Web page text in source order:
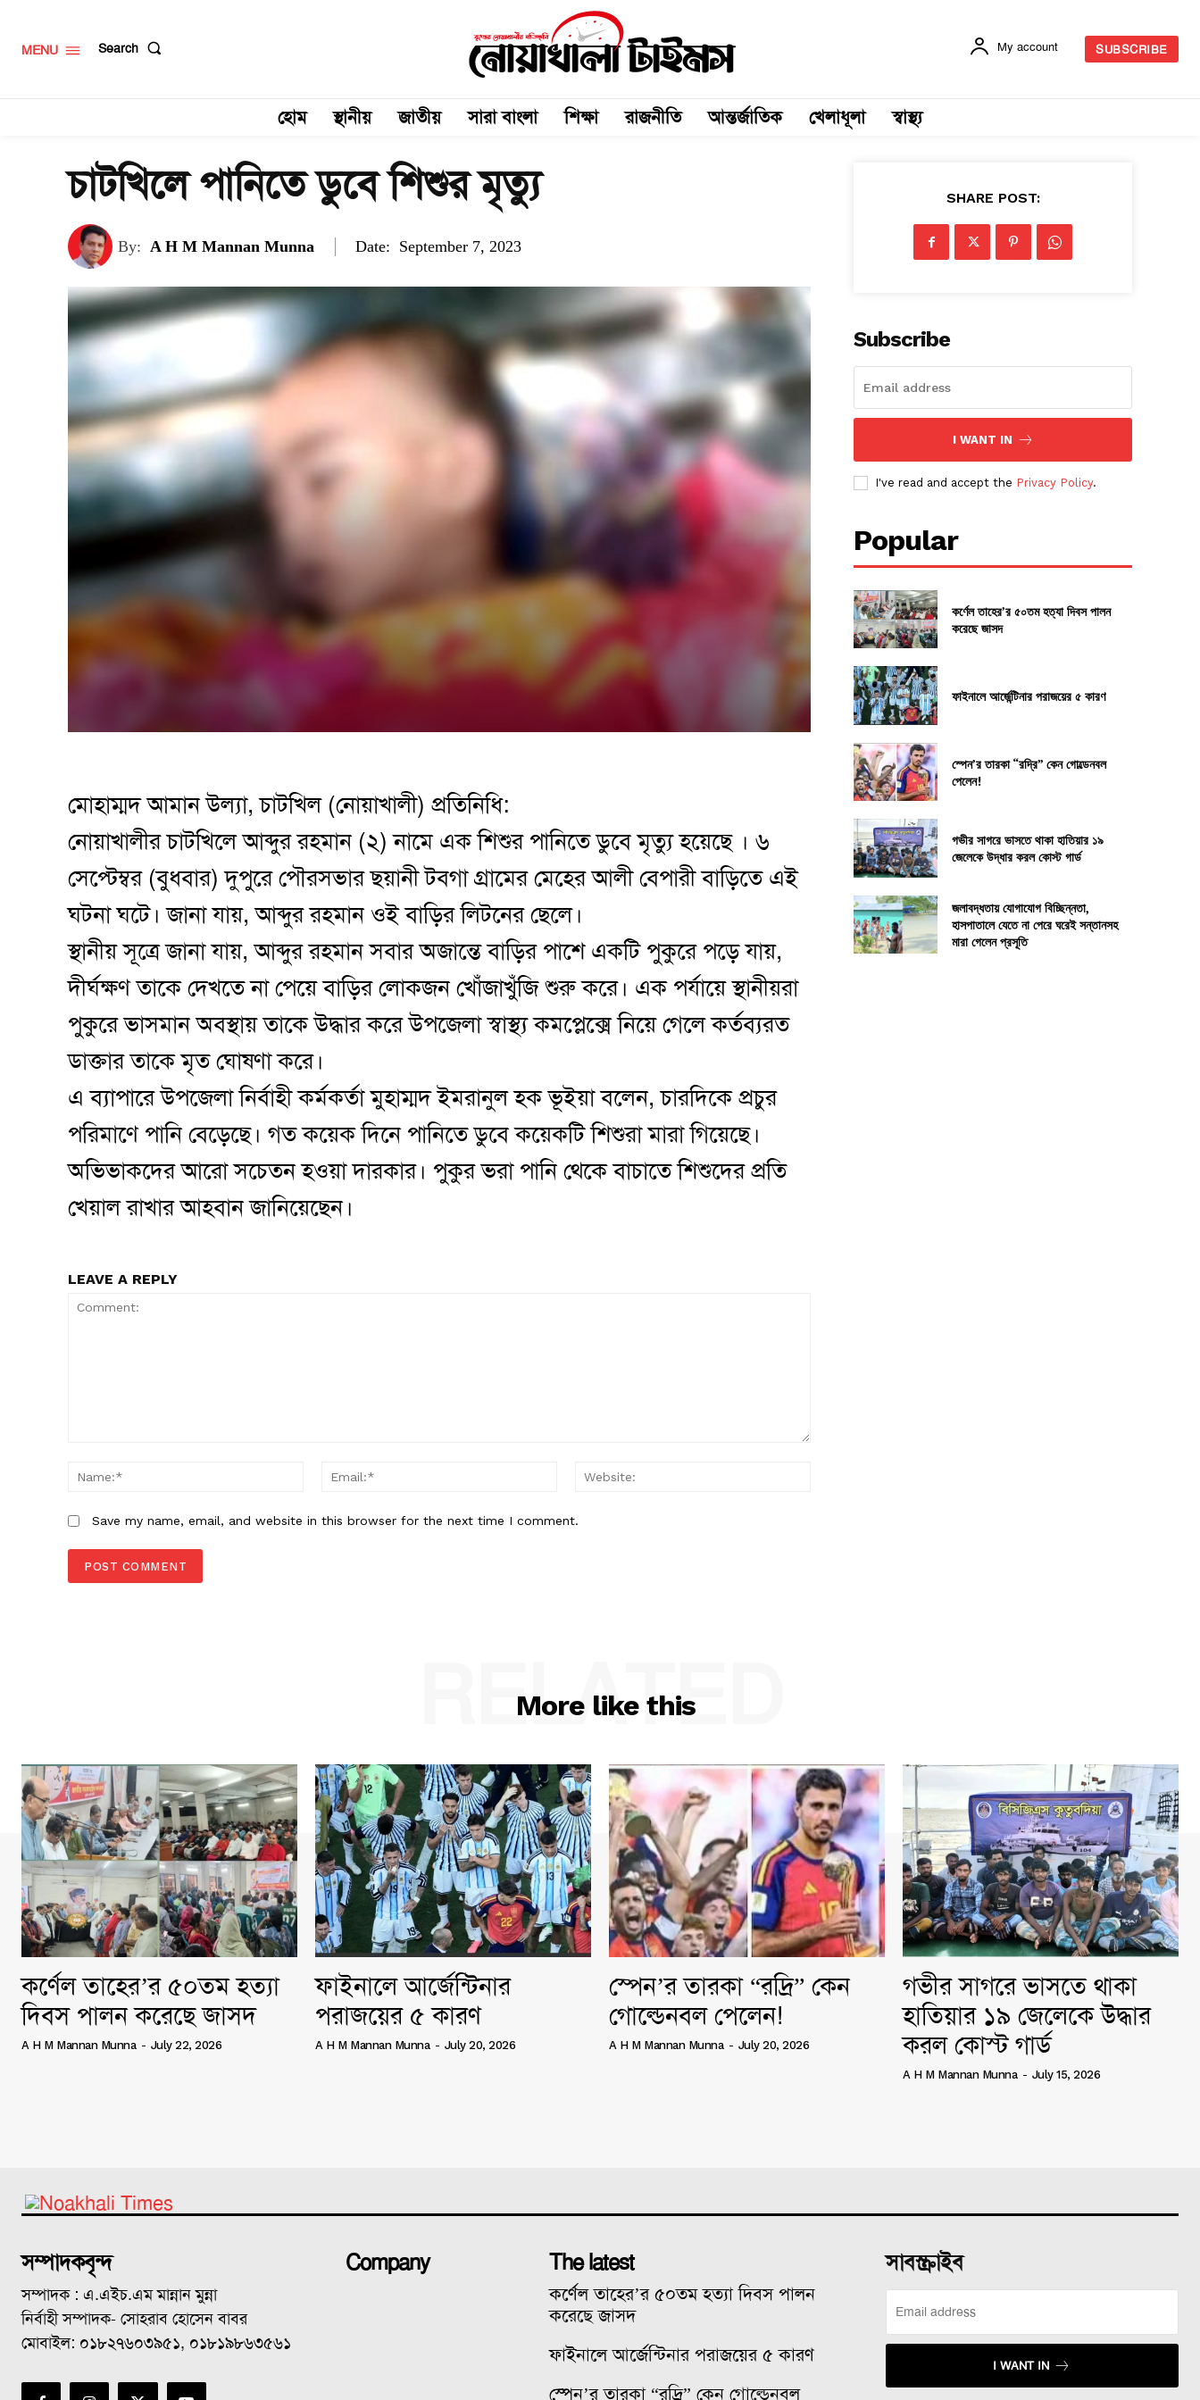
MENU Search My account SUBSCRIBE
হোম স্থানীয় জাতীয় সারা বাংলা শিক্ষা রাজনীতি আন্তর্জাতিক খেলাধূলা স্বাস্থ্য
চাটখিলে পানিতে ডুবে শিশুর মৃত্যু
By: A H M Mannan Munna Date: September 7, 2023
মোহাম্মদ আমান উল্যা, চাটখিল (নোয়াখালী) প্রতিনিধি:
নোয়াখালীর চাটখিলে আব্দুর রহমান (২) নামে এক শিশুর পানিতে ডুবে মৃত্যু হয়েছে । ৬
সেপ্টেম্বর (বুধবার) দুপুরে পৌরসভার ছয়ানী টবগা গ্রামের মেহের আলী বেপারী বাড়িতে এই
ঘটনা ঘটে। জানা যায়, আব্দুর রহমান ওই বাড়ির লিটনের ছেলে।
স্থানীয় সূত্রে জানা যায়, আব্দুর রহমান সবার অজান্তে বাড়ির পাশে একটি পুকুরে পড়ে যায়,
দীর্ঘক্ষণ তাকে দেখতে না পেয়ে বাড়ির লোকজন খোঁজাখুঁজি শুরু করে। এক পর্যায়ে স্থানীয়রা
পুকুরে ভাসমান অবস্থায় তাকে উদ্ধার করে উপজেলা স্বাস্থ্য কমপ্লেক্সে নিয়ে গেলে কর্তব্যরত
ডাক্তার তাকে মৃত ঘোষণা করে।
এ ব্যাপারে উপজেলা নির্বাহী কর্মকর্তা মুহাম্মদ ইমরানুল হক ভূইয়া বলেন, চারদিকে প্রচুর
পরিমাণে পানি বেড়েছে। গত কয়েক দিনে পানিতে ডুবে কয়েকটি শিশুরা মারা গিয়েছে।
অভিভাকদের আরো সচেতন হওয়া দারকার। পুকুর ভরা পানি থেকে বাচাতে শিশুদের প্রতি
খেয়াল রাখার আহবান জানিয়েছেন।
LEAVE A REPLY
Name:* Email:*
Save my name, email, and website in this browser for the next time I comment.
SHARE POST:
Subscribe
I WANT IN
I've read and accept the Privacy Policy.
Popular
কর্ণেল তাহের’র ৫০তম হত্যা দিবস পালন
করেছে জাসদ
ফাইনালে আর্জেন্টিনার পরাজয়ের ৫ কারণ
স্পেন’র তারকা “রদ্রি” কেন গোল্ডেনবল
পেলেন!
গভীর সাগরে ভাসতে থাকা হাতিয়ার ১৯
জেলেকে উদ্ধার করল কোস্ট গার্ড
জলাবদ্ধতায় যোগাযোগ বিচ্ছিন্নতা,
হাসপাতালে যেতে না পেরে ঘরেই সন্তানসহ
মারা গেলেন প্রসূতি
More like this
RELATED
কর্ণেল তাহের’র ৫০তম হত্যা
দিবস পালন করেছে জাসদ
A H M Mannan Munna - July 22, 2026
ফাইনালে আর্জেন্টিনার
পরাজয়ের ৫ কারণ
A H M Mannan Munna - July 20, 2026
স্পেন’র তারকা “রদ্রি” কেন
গোল্ডেনবল পেলেন!
A H M Mannan Munna - July 20, 2026
গভীর সাগরে ভাসতে থাকা
হাতিয়ার ১৯ জেলেকে উদ্ধার
করল কোস্ট গার্ড
A H M Mannan Munna - July 15, 2026
সম্পাদকবৃন্দ
সম্পাদক : এ.এইচ.এম মান্নান মুন্না
নির্বাহী সম্পাদক- সোহরাব হোসেন বাবর
মোবাইল: ০১৮২৭৬০৩৯৫১, ০১৮১৯৮৬৩৫৬১
Company The latest
কর্ণেল তাহের’র ৫০তম হত্যা দিবস পালন
করেছে জাসদ
ফাইনালে আর্জেন্টিনার পরাজয়ের ৫ কারণ
স্পেন’র তারকা “রদ্রি” কেন গোল্ডেনবল
সাবস্ক্রাইব
I WANT IN